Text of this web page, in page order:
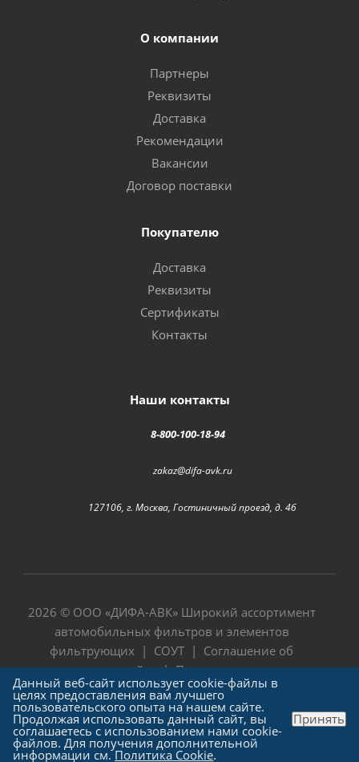
О компании
Партнеры
Реквизиты
Доставка
Рекомендации
Вакансии
Договор поставки
Покупателю
Доставка
Реквизиты
Сертификаты
Контакты
Наши контакты
8-800-100-18-94
zakaz@difa-avk.ru
127106, г. Москва, Гостиничный проезд, д. 4б
2026 © ООО «ДИФА-АВК» Широкий ассортимент
автомобильных фильтров и элементов
фильтрующих | СОУТ | Соглашение об
использовании сайта|Политика в отношении
обработки персональных данных
Данный веб-сайт использует cookie-файлы в
целях предоставления вам лучшего
пользовательского опыта на нашем сайте.
Продолжая использовать данный сайт, вы
соглашаетесь с использованием нами cookie-
файлов. Для получения дополнительной
информации см.Политика Cookie.
Принять